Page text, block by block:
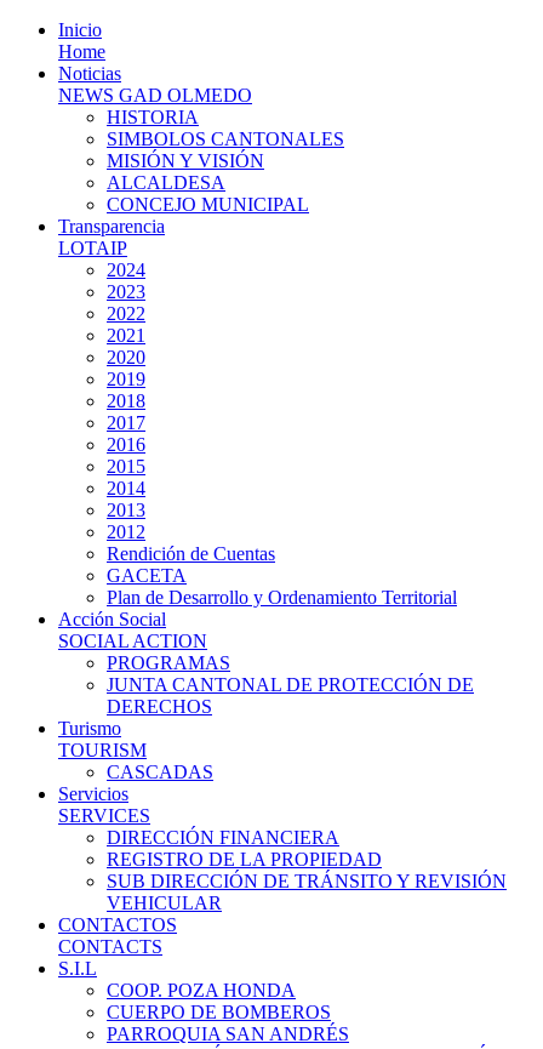
Inicio
Home
Noticias
NEWS GAD OLMEDO
HISTORIA
SIMBOLOS CANTONALES
MISIÓN Y VISIÓN
ALCALDESA
CONCEJO MUNICIPAL
Transparencia
LOTAIP
2024
2023
2022
2021
2020
2019
2018
2017
2016
2015
2014
2013
2012
Rendición de Cuentas
GACETA
Plan de Desarrollo y Ordenamiento Territorial
Acción Social
SOCIAL ACTION
PROGRAMAS
JUNTA CANTONAL DE PROTECCIÓN DE
DERECHOS
Turismo
TOURISM
CASCADAS
Servicios
SERVICES
DIRECCIÓN FINANCIERA
REGISTRO DE LA PROPIEDAD
SUB DIRECCIÓN DE TRÁNSITO Y REVISIÓN
VEHICULAR
CONTACTOS
CONTACTS
S.I.L
COOP. POZA HONDA
CUERPO DE BOMBEROS
PARROQUIA SAN ANDRÉS